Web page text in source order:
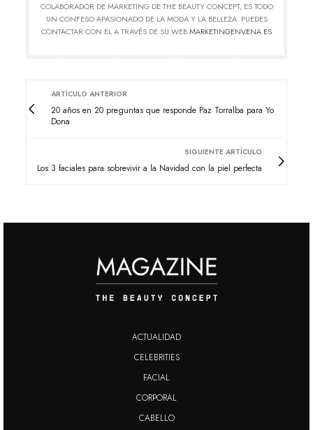
COLABORADOR DE MARKETING DE THE BEAUTY CONCEPT, ES TODO
UN CONFESO APASIONADO DE LA MODA Y LA BELLEZA. PUEDES
CONTACTAR CON EL A TRAVÉS DE SU WEBMARKETINGENVENA.ES
ARTÍCULO ANTERIOR
20 años en 20 preguntas que responde Paz Torralba para Yo
Dona
SIGUIENTE ARTÍCULO
Los 3 faciales para sobrevivir a la Navidad con la piel perfecta
ACTUALIDAD
CELEBRITIES
FACIAL
CORPORAL
CABELLO